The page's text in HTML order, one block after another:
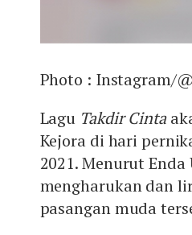
Photo : Instagram/
Lagu Takdir Cinta
Kejora di hari
2021. Menurut
mengharukan dan
pasangan muda